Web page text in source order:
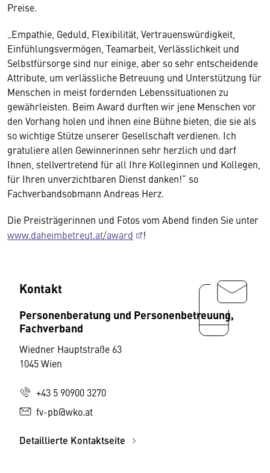
Preise.
„Empathie, Geduld, Flexibilität, Vertrauenswürdigkeit,
Einfühlungsvermögen, Teamarbeit, Verlässlichkeit und
Selbstfürsorge sind nur einige, aber so sehr entscheidende
Attribute, um verlässliche Betreuung und Unterstützung für
Menschen in meist fordernden Lebenssituationen zu
gewährleisten. Beim Award durften wir jene Menschen vor
den Vorhang holen und ihnen eine Bühne bieten, die sie als
so wichtige Stütze unserer Gesellschaft verdienen. Ich
gratuliere allen Gewinnerinnen sehr herzlich und darf
Ihnen, stellvertretend für all Ihre Kolleginnen und Kollegen,
für Ihren unverzichtbaren Dienst danken!“ so
Fachverbandsobmann Andreas Herz.
Die Preisträgerinnen und Fotos vom Abend finden Sie unter
www.daheimbetreut.at/award
!
Kontakt
Personenberatung und Personenbetreuung,
Fachverband
Wiedner Hauptstraße 63
1045 Wien
+43 5 90900 3270
fv-pb@wko.at
Detaillierte Kontaktseite